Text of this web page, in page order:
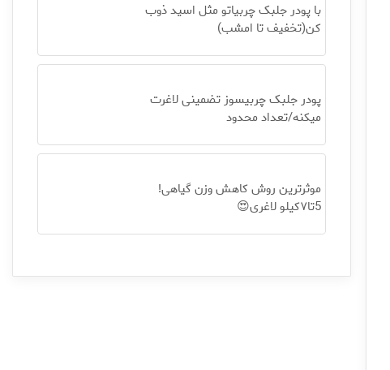
با پودر جلبک چربیاتو مثل اسید ذوب
کن(تخفیف تا امشب)
پودر جلبک چربیسوز تضمینی لاغرت
میکنه/تعداد محدود
موثرترین روش کاهش وزن گیاهی!
5تا۷کیلو لاغری😍